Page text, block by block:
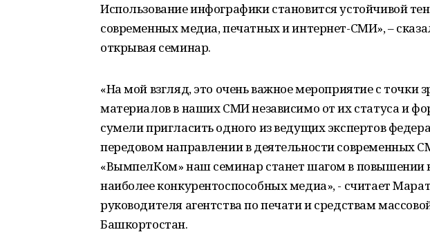
Использование инфографики становится устойчивой
современных медиа, печатных и интернет-СМИ», –
открывая семинар.
«На мой взгляд, это очень важное мероприятие с точки
материалов в наших СМИ независимо от их статуса и
сумели пригласить одного из ведущих экспертов
передовом направлении в деятельности современных
«ВымпелКом» наш семинар станет шагом в повышении
наиболее конкурентоспособных медиа», - считает
руководителя агентства по печати и средствам
Башкортостан.